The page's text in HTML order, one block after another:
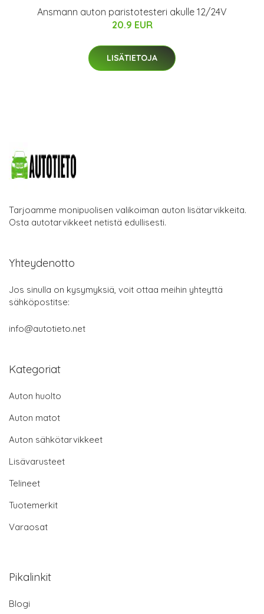
Ansmann auton paristotesteri akulle 12/24V
20.9 EUR
LISÄTIETOJA
Tarjoamme monipuolisen valikoiman auton lisätarvikkeita.
Osta autotarvikkeet netistä edullisesti.
Yhteydenotto
Jos sinulla on kysymyksiä, voit ottaa meihin yhteyttä
sähköpostitse:
info@autotieto.net
Kategoriat
Auton huolto
Auton matot
Auton sähkötarvikkeet
Lisävarusteet
Telineet
Tuotemerkit
Varaosat
Pikalinkit
Blogi